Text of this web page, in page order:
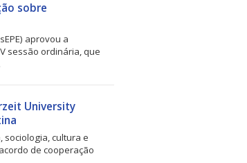
sobre
aprovou a
sessão ordinária, que
University
sociologia, cultura e
de cooperação